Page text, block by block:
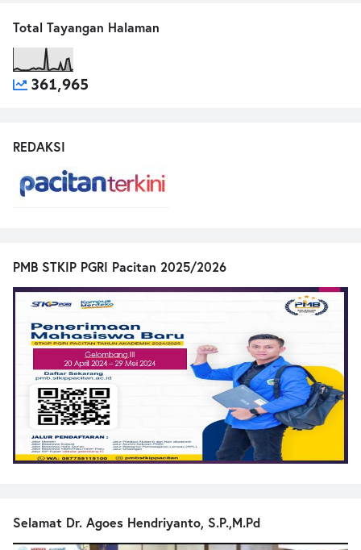
Total Tayangan Halaman
361,965
REDAKSI
PMB STKIP PGRI Pacitan 2025/2026
Selamat Dr. Agoes Hendriyanto, S.P.,M.Pd